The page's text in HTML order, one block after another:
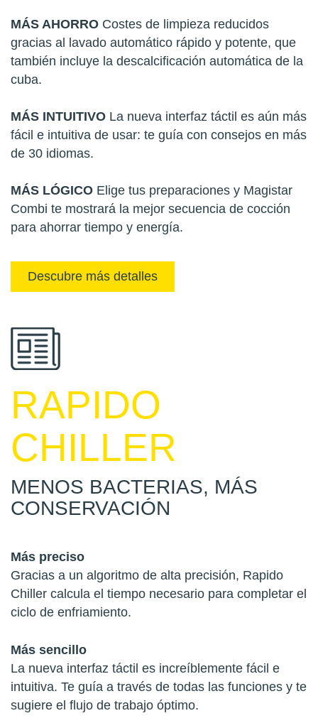
MÁS AHORRO Costes de limpieza reducidos
gracias al lavado automático rápido y potente, que
también incluye la descalcificación automática de la
cuba.
MÁS INTUITIVO La nueva interfaz táctil es aún más
fácil e intuitiva de usar: te guía con consejos en más
de 30 idiomas.
MÁS LÓGICO Elige tus preparaciones y Magistar
Combi te mostrará la mejor secuencia de cocción
para ahorrar tiempo y energía.
Descubre más detalles
RAPIDO
CHILLER
MENOS BACTERIAS, MÁS
CONSERVACIÓN
Más preciso
Gracias a un algoritmo de alta precisión, Rapido
Chiller calcula el tiempo necesario para completar el
ciclo de enfriamiento.
Más sencillo
La nueva interfaz táctil es increíblemente fácil e
intuitiva. Te guía a través de todas las funciones y te
sugiere el flujo de trabajo óptimo.